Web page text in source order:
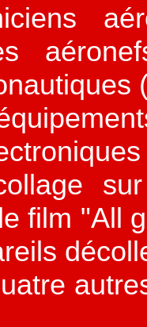
film "All